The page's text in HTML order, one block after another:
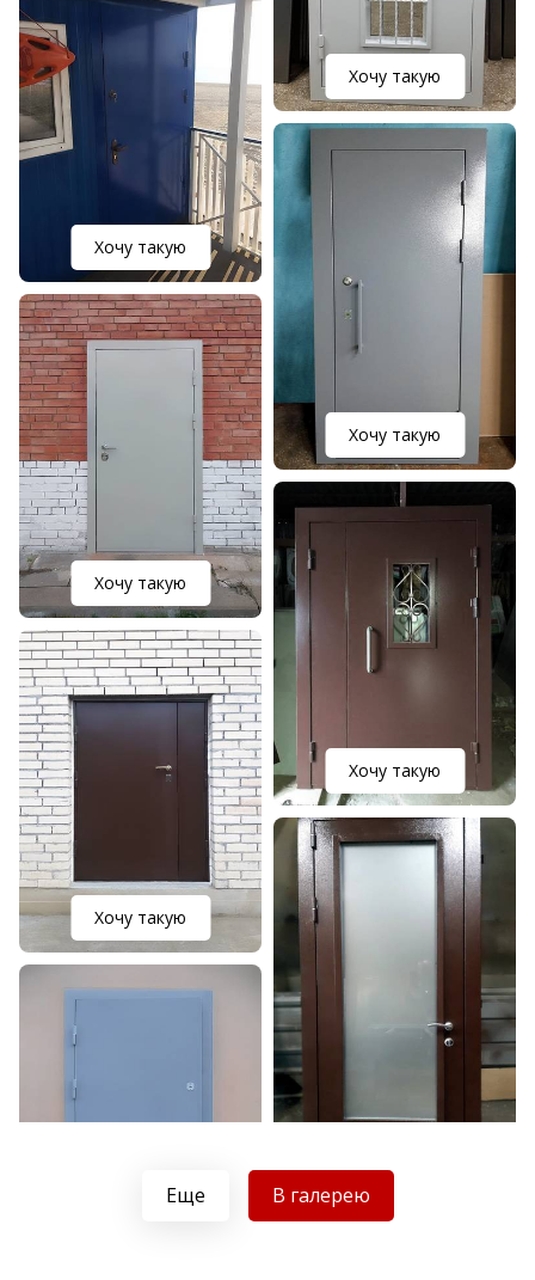
Хочу такую
Хочу такую
Хочу такую
Хочу такую
Хочу такую
Хочу такую
Еще В галерею